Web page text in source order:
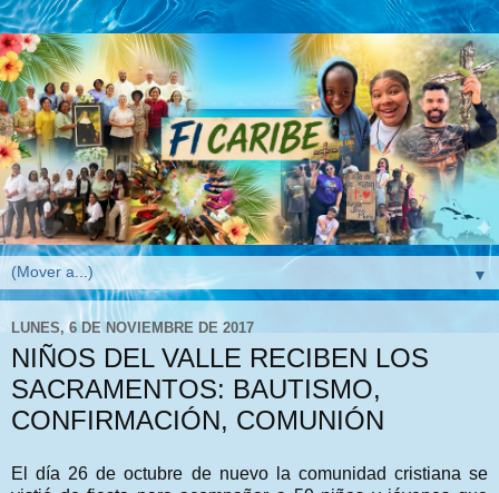
▼
LUNES, 6 DE NOVIEMBRE DE 2017
NIÑOS DEL VALLE RECIBEN LOS
SACRAMENTOS: BAUTISMO,
CONFIRMACIÓN, COMUNIÓN
El día 26 de octubre de nuevo la comunidad cristiana se